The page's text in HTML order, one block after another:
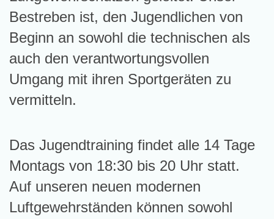
Bestreben ist, den Jugendlichen von
Beginn an sowohl die technischen als
auch den verantwortungsvollen
Umgang mit ihren Sportgeräten zu
vermitteln.
Das Jugendtraining findet alle 14 Tage
Montags von 18:30 bis 20 Uhr statt.
Auf unseren neuen modernen
Luftgewehrständen können sowohl